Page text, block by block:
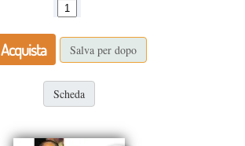
Acquista Salva per dopo
Scheda